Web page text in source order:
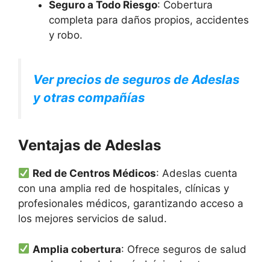
Seguro a Todo Riesgo: Cobertura
completa para daños propios, accidentes
y robo.
Ver precios de seguros de Adeslas
y otras compañías
Ventajas de Adeslas
Red de Centros Médicos: Adeslas cuenta
con una amplia red de hospitales, clínicas y
profesionales médicos, garantizando acceso a
los mejores servicios de salud.
Amplia cobertura: Ofrece seguros de salud